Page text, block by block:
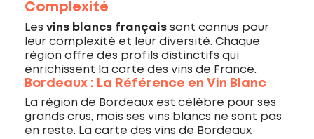
Complexité
Les vins blancs français sont connus pour
leur complexité et leur diversité. Chaque
région offre des profils distinctifs qui
enrichissent la carte des vins de France.
Bordeaux : La Référence en Vin Blanc
La région de Bordeaux est célèbre pour ses
grands crus, mais ses vins blancs ne sont pas
en reste. La carte des vins de Bordeaux